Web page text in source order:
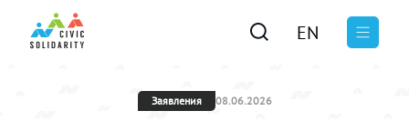
EN
Заявления 08.06.2026